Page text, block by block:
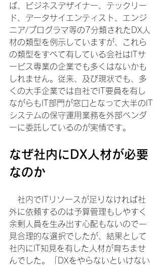
ば、ビジネスデザイナー、テックリー
ド、データサイエンティスト、エンジ
ニア/プログラマ等の7分類されたDX人
材の類型を例示していますが、これら
の類型をすべて有している会社はITサ
ービス専業の企業でも多くはないかも
しれません。従来、及び現状でも、多
くの大手企業では自社でIT要員を有し
ながらもIT部門が窓口となって大半のIT
システムの保守運用業務を外部ベンダ
ーに委託しているのが実情です。
なぜ社内にDX人材が必要
なのか
社内でITリソースが足りなければ社
外に依頼するのは予算管理もしやすく
余剰人員を生み出す心配もないので一
見合理的な選択でしたが、結果として
社内にIT知見を有した人材が育ちませ
んでした。「DXをやらないといけない